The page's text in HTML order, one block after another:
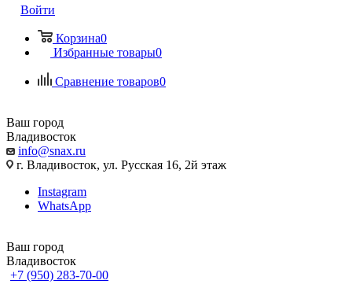
Войти
Корзина0
Избранные товары0
Сравнение товаров0
Ваш город
Владивосток
info@snax.ru
г. Владивосток, ул. Русская 16, 2й этаж
Instagram
WhatsApp
Ваш город
Владивосток
+7 (950) 283-70-00